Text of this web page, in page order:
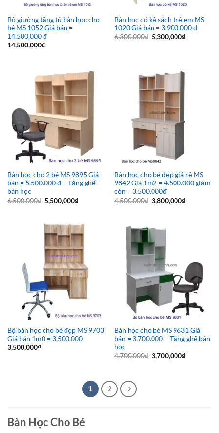
Bộ giường tầng tủ bàn học cho
bé MS 1052 Giá bán =
14.500.000 đ
14,500,000₫
Bàn học có kệ sách trẻ em MS
1020 Giá bán = 3.900.000 đ
6,300,000₫ Giá
gốc
5,300,000₫Giá
Bàn học cho 2 bé MS 9895 Giá
bán = 5.500.000 đ – Tặng ghế
bàn học
6,500,000₫ Giá
gốc
5,500,000₫Giá
5,500,000₫.
Bàn học cho bé đẹp giá rẻ MS
9842 Giá 1m2 = 4.500.000 giảm
còn = 3.500.000đ
4,500,000₫ Giá
gốc
3,800,000₫Giá
Bộ bàn học cho bé đẹp MS 9703
Giá bán 1m0 = 3.500.000
3,500,000₫
Bàn học cho bé MS 9631 Giá
bán = 3.700.000 – Tặng ghế bàn
học
4,700,000₫ Giá
gốc
3,700,000₫Giá
1 2
Bàn Học Cho Bé